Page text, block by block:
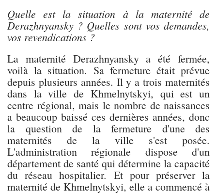
Quelle est la situation à la maternité de
Derazhnyansky ? Quelles sont vos demandes,
vos revendications ?
La maternité Derazhnyansky a été fermée,
voilà la situation. Sa fermeture était prévue
depuis plusieurs années. Il y a trois maternités
dans la ville de Khmelnytskyi, qui est un
centre régional, mais le nombre de naissances
a beaucoup baissé ces dernières années, donc
la question de la fermeture d'une des
maternités de la ville s'est posée.
L'administration régionale dispose d'un
département de santé qui détermine la capacité
du réseau hospitalier. Et pour préserver la
maternité de Khmelnytskyi, elle a commencé à